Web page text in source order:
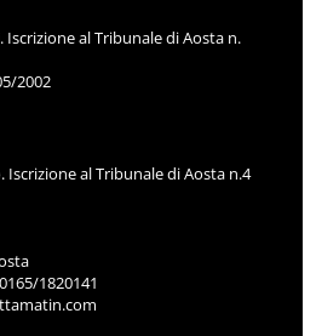
al Tribunale di Aosta n.
2002
Iscrizione al Tribunale di Aosta n.4
1820141